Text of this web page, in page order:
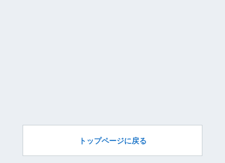
トップページに戻る